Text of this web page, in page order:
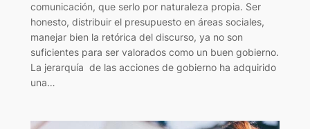
comunicación, que serlo por naturaleza propia. Ser
honesto, distribuir el presupuesto en áreas sociales,
manejar bien la retórica del discurso, ya no son
suficientes para ser valorados como un buen gobierno.
La jerarquía de las acciones de gobierno ha adquirido
una…